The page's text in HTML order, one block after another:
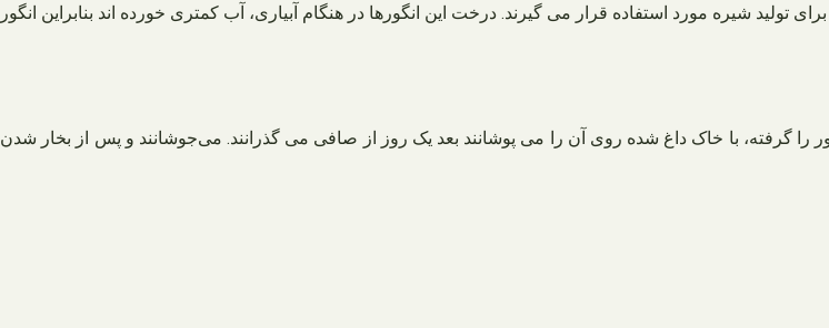
برای تولید شیره مورد استفاده قرار می گیرند. درخت این انگورها در هنگام آبیاری، آب کمتری خورده اند بنابراین انگور
گرفته، با خاک داغ شده روی آن را می پوشانند بعد یک روز از صافی می گذرانند. می‌جوشانند و پس از بخار شدن